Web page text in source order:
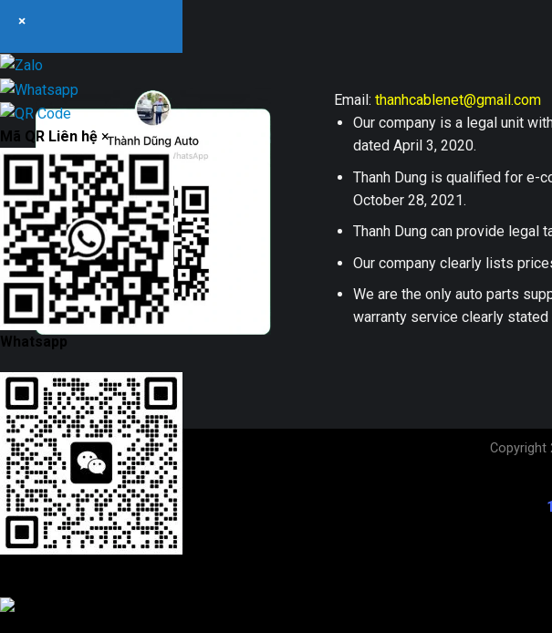
Email: thanhcablenet@gmail.com
Our company is a legal unit
dated April 3, 2020.
Thanh Dung is qualified for e-
October 28, 2021.
Thanh Dung can provide legal
Our company clearly lists
We are the only auto parts
warranty service clearly
Copyright
×
Mã QR Liên hệ ×
Whatsapp